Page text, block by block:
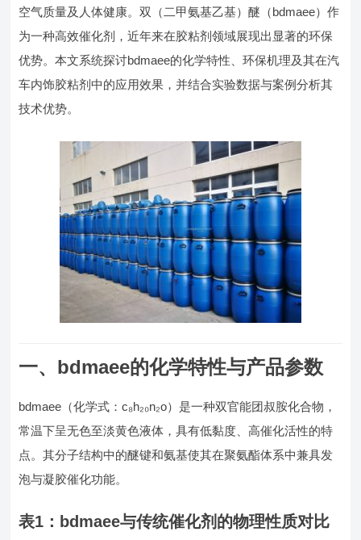
空气质量及人体健康。双（二甲氨基乙基）醚（bdmaee）作
为一种高效催化剂，近年来在胶粘剂领域展现出显著的环保
优势。本文系统探讨bdmaee的化学特性、环保机理及其在汽
车内饰胶粘剂中的应用效果，并结合实验数据与案例分析其
技术优势。
一、bdmaee的化学特性与产品参数
bdmaee（化学式：c₈h₂₀n₂o）是一种双官能团叔胺化合物，
常温下呈无色至淡黄色液体，具有低黏度、高催化活性的特
点。其分子结构中的醚键和氨基使其在聚氨酯体系中兼具发
泡与凝胶催化功能。
表1：bdmaee与传统催化剂的物理性质对比